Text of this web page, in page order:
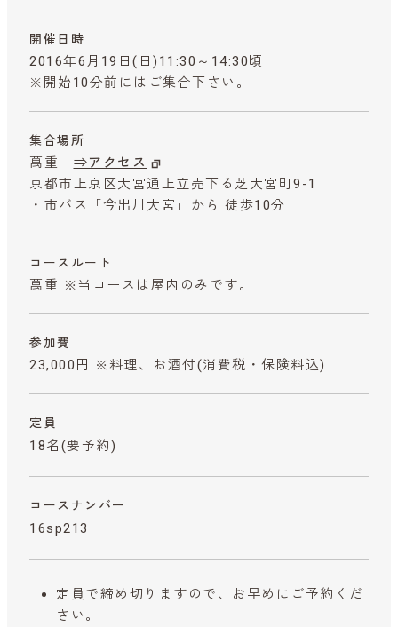
開催日時
2016年6月19日(日)11:30～14:30頃
※開始10分前にはご集合下さい。
集合場所
萬重 ⇒アクセス
京都市上京区大宮通上立売下る芝大宮町9-1
・市バス「今出川大宮」から 徒歩10分
コースルート
萬重 ※当コースは屋内のみです。
参加費
23,000円 ※料理、お酒付(消費税・保険料込)
定員
18名(要予約)
コースナンバー
16sp213
定員で締め切りますので、お早めにご予約くだ
さい。